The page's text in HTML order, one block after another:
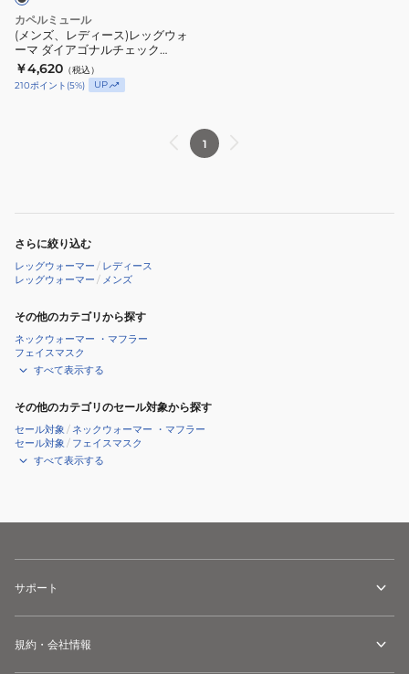
ッ
グ
ウ
ォ
ル
チ
ッ
ク
lilw007-
カペルミュール
(メンズ、レディース)レッグウォ
ーマ ダイアゴナルチェック
lilw007-BK
￥4,620 （税込）
210ポイント (5%) UP
1
さらに絞り込む
レッグウォーマー / レディース
レッグウォーマー / メンズ
その他のカテゴリから探す
ネックウォーマー ・マフラー
フェイスマスク
すべて表示する
その他のカテゴリのセール対象から探す
セール対象 / ネックウォーマー ・マフラー
セール対象 / フェイスマスク
すべて表示する
サポート
規約・会社情報